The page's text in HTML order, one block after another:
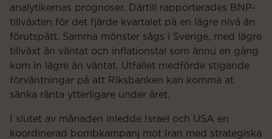
analytikernas prognoser. Därtill rapporterades BNP-
tillväxten för det fjärde kvartalet på en lägre nivå än
förutspått. Samma mönster sågs i Sverige, med lägre
tillväxt än väntat och inflationstal som ännu en gång
kom in lägre än väntat. Utfallet medförde stigande
förväntningar på att Riksbanken kan komma at
sänka ränta ytterligare under året.
I slutet av månaden inledde Israel och USA en
koordinerad bombkampanj mot Iran med strategiska